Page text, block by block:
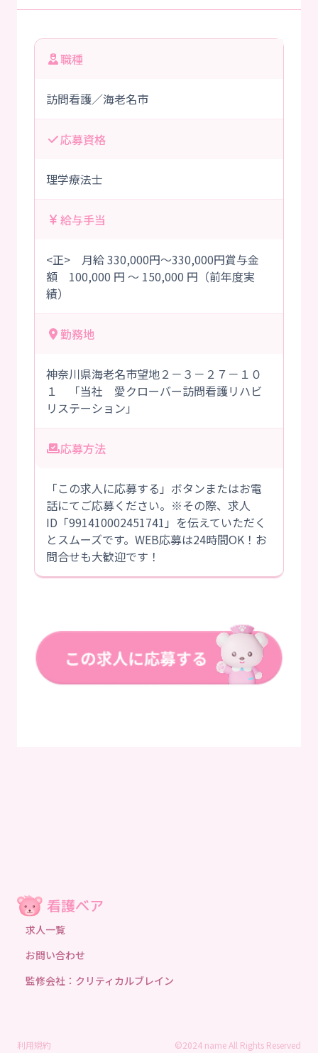
職種
訪問看護／海老名市
応募資格
理学療法士
給与手当
<正> 月給 330,000円～330,000円賞与金
額 100,000 円 ～ 150,000 円（前年度実
績）
勤務地
神奈川県海老名市望地２－３－２７－１０
１ 「当社 愛クローバー訪問看護リハビ
リステーション」
応募方法
「この求人に応募する」ボタンまたはお電
話にてご応募ください。※その際、求人
ID「991410002451741」を伝えていただく
とスムーズです。WEB応募は24時間OK！お
問合せも大歓迎です！
求人一覧
お問い合わせ
監修会社：クリティカルブレイン
利用規約
©2024 name All Rights Reserved